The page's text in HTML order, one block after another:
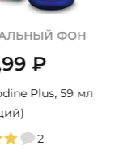
ФОН
₽
Plus, 59 мл
2